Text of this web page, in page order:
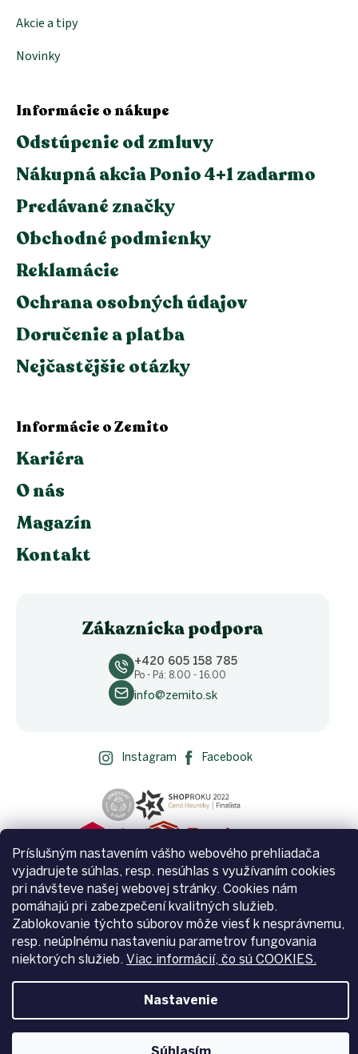
Príslušným nastavením vášho webového prehliadača
vyjadrujete súhlas, resp. nesúhlas s využívaním cookies
pri návšteve našej webovej stránky. Cookies nám
pomáhajú pri zabezpečení kvalitných služieb.
Zablokovanie týchto súborov môže viesť k nesprávnemu,
resp. neúplnému nastaveniu parametrov fungovania
niektorých služieb. Viac informácií, čo sú COOKIES.
Nastavenie
Akcie a tipy
Novinky
Informácie o nákupe
Odstúpenie od zmluvy
Nákupná akcia Ponio 4+1 zadarmo
Predávané značky
Obchodné podmienky
Reklamácie
Ochrana osobných údajov
Doručenie a platba
Nejčastějšie otázky
Informácie o Zemito
Kariéra
O nás
Magazín
Kontakt
Zákaznícka podpora
+420 605 158 785
Po - Pá: 8.00 - 16.00
info@zemito.sk
Instagram Facebook
Vytvoril Shoptet
nastavenie cookies